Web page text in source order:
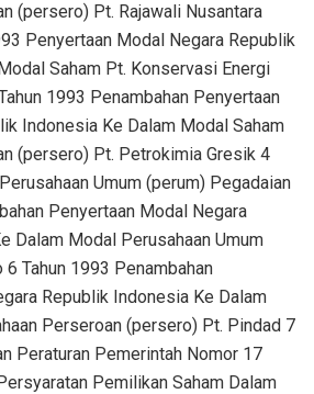
(persero) Pt. Rajawali Nusantara
Penyertaan Modal Negara Republik
Saham Pt. Konservasi Energi
1993 Penambahan Penyertaan
Indonesia Ke Dalam Modal Saham
(persero) Pt. Petrokimia Gresik 4
Umum (perum) Pegadaian
Penyertaan Modal Negara
Dalam Modal Perusahaan Umum
Tahun 1993 Penambahan
Republik Indonesia Ke Dalam
Perseroan (persero) Pt. Pindad 7
Peraturan Pemerintah Nomor 17
Pemilikan Saham Dalam